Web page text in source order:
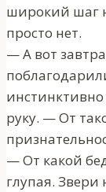
широкий шаг
просто нет.
— А вот
руку. — От
— От какой
глупая. Звери